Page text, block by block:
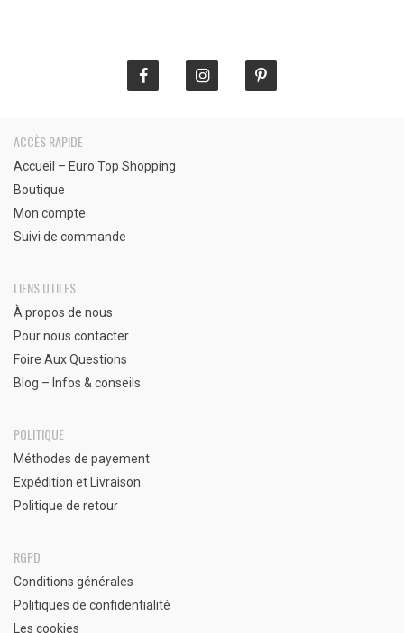
ACCÈS RAPIDE
Accueil – Euro Top Shopping
Boutique
Mon compte
Suivi de commande
LIENS UTILES
À propos de nous
Pour nous contacter
Foire Aux Questions
Blog – Infos & conseils
POLITIQUE
Méthodes de payement
Expédition et Livraison
Politique de retour
RGPD
Conditions générales
Politiques de confidentialité
Les cookies